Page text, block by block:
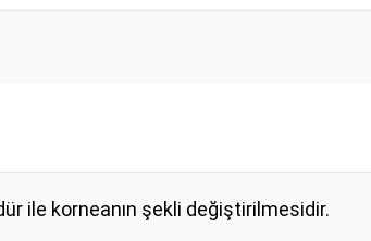
ile korneanın şekli değiştirilmesidir.